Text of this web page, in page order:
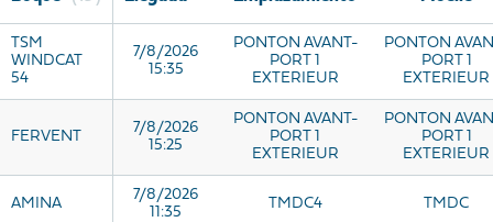
TSM
WINDCAT
54
7/8/2026
15:35
PONTON AVANT-
PORT 1
EXTERIEUR
PONTON
PORT 1
EXTERIEUR
FERVENT
7/8/2026
15:25
PONTON AVANT-
PORT 1
EXTERIEUR
PONTON
PORT 1
EXTERIEUR
AMINA
7/8/2026
11:35
TMDC4 TMDC